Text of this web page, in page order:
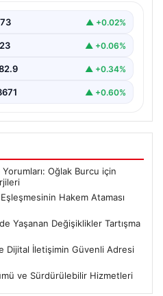
ön eleme turu…▲ +0.02%
▲ +0.06%
▲ +0.34%
▲ +0.60%
Oğlak Burcu için
Hakem Ataması
Yaşanan Değişiklikler Tartışma
Dijital İletişimin Güvenli Adresi
ve Sürdürülebilir Hizmetleri